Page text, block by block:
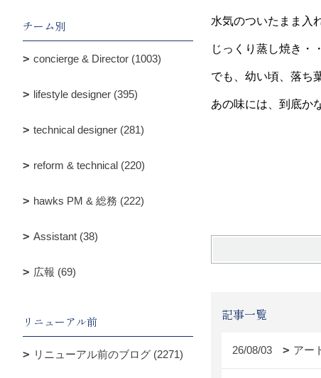
水気のついたまま入
じっくり蒸し焼き・
でも、幼い頃、落ち
あの味には、到底か
記事一覧
26/08/03 アー
チーム別
concierge & Director (1003)
lifestyle designer (395)
technical designer (281)
reform & technical (220)
hawks PM & 総務 (222)
Assistant (38)
広報 (69)
リニューアル前
リニューアル前のブログ (2271)